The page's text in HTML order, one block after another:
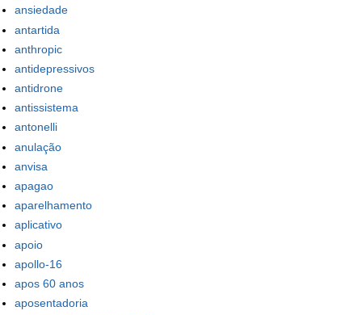
ansiedade
antartida
anthropic
antidepressivos
antidrone
antissistema
antonelli
anulação
anvisa
apagao
aparelhamento
aplicativo
apoio
apollo-16
apos 60 anos
aposentadoria